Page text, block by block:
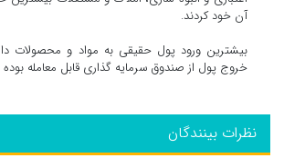
آن خود کردند.
بیشترین ورود پول حقیقی به مواد و محصولات
خروج پول از صندوق سرمایه گذاری قابل معامله
نظرات بینندگان